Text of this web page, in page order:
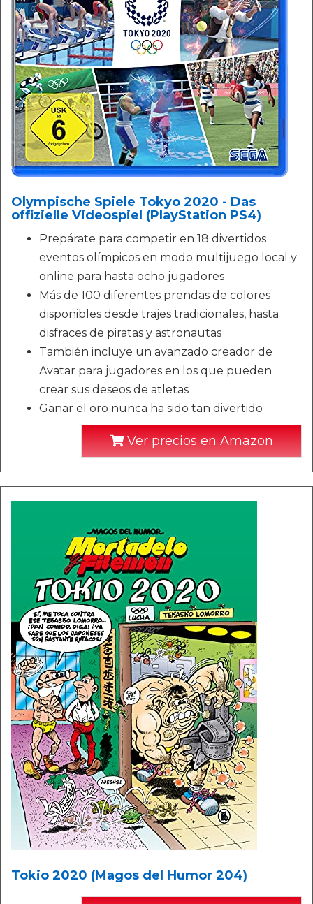
Olympische Spiele Tokyo 2020 - Das
offizielle Videospiel (PlayStation PS4)
Prepárate para competir en 18 divertidos
eventos olímpicos en modo multijuego local y
online para hasta ocho jugadores
Más de 100 diferentes prendas de colores
disponibles desde trajes tradicionales, hasta
disfraces de piratas y astronautas
También incluye un avanzado creador de
Avatar para jugadores en los que pueden
crear sus deseos de atletas
Ganar el oro nunca ha sido tan divertido
Ver precios en Amazon
Tokio 2020 (Magos del Humor 204)